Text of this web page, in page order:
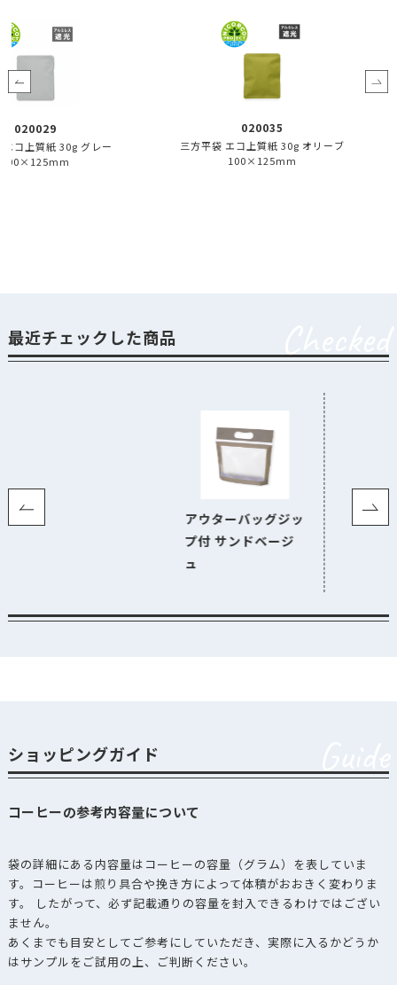
020035
平袋 エコ上質紙 30g オリーブ
100×125mm
020037
三方平袋 エコ上質紙 50g ピンク
110×160mm
最近チェックした商品
アウターバッグジッ
プ付 サンドベージ
ュ
ショッピングガイド
コーヒーの参考内容量について
袋の詳細にある内容量はコーヒーの容量（グラム）を表していま
す。コーヒーは煎り具合や挽き方によって体積がおおきく変わりま
す。 したがって、必ず記載通りの容量を封入できるわけではござい
ません。
あくまでも目安としてご参考にしていただき、実際に入るかどうか
はサンプルをご試用の上、ご判断ください。